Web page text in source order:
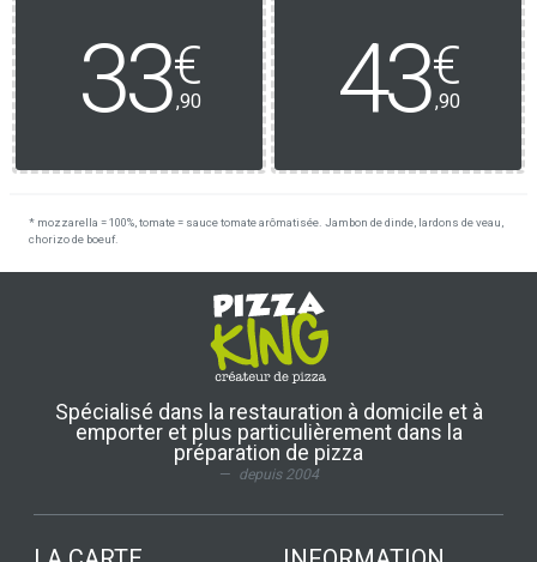
33€
,90 43€
,90
* mozzarella = 100%, tomate = sauce tomate arômatisée. Jambon de dinde, lardons de veau,
chorizo de boeuf.
Spécialisé dans la restauration à domicile et à
emporter et plus particulièrement dans la
préparation de pizza
depuis 2004